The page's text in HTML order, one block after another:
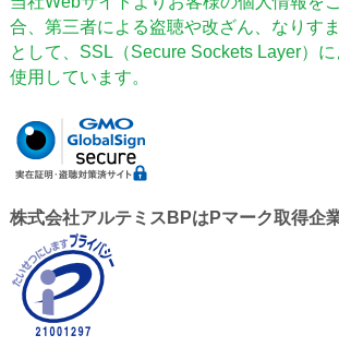
合、第三者による盗聴や改ざん、なりす
として、SSL（Secure Sockets Layer）
使用しています。
株式会社アルテミスBPはPマーク取得企業